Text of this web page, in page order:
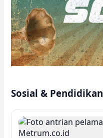
Sosial & Pendidikan